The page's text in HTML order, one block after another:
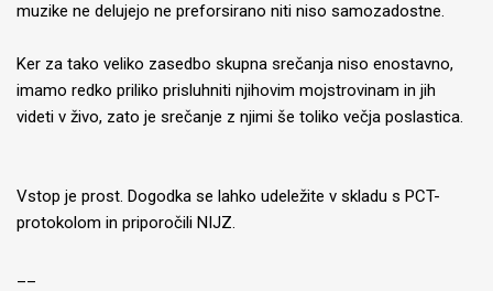
muzike ne delujejo ne preforsirano niti niso samozadostne.
Ker za tako veliko zasedbo skupna srečanja niso enostavno,
imamo redko priliko prisluhniti njihovim mojstrovinam in jih
videti v živo, zato je srečanje z njimi še toliko večja poslastica.
Vstop je prost. Dogodka se lahko udeležite v skladu s PCT-
protokolom in priporočili NIJZ.